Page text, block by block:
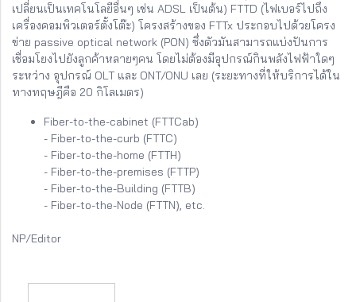
เปลี่ยนเป็นเทคโนโลยีอื่นๆ เช่น ADSL เป็นต้น) FTTD (ไฟเบอร์ไปถึง
เครื่องคอมพิวเตอร์ตั้งโต๊ะ) โครงสร้างของ FTTx ประกอบไปด้วยโครง
ข่าย passive optical network (PON) ซึ่งตัวมันสามารถแบ่งปันการ
เชื่อมโยงไปยังลูกค้าหลายๆคน โดยไม่ต้องมีอุปกรณ์กินพลังไฟฟ้าใดๆ
ระหว่าง อุปกรณ์ OLT และ ONT/ONU เลย (ระยะทางที่ให้บริการได้ใน
ทางทฤษฎีคือ 20 กิโลเมตร)
Fiber-to-the-cabinet (FTTCab)
- Fiber-to-the-curb (FTTC)
- Fiber-to-the-home (FTTH)
- Fiber-to-the-premises (FTTP)
- Fiber-to-the-Building (FTTB)
​- Fiber-to-the-Node (FTTN), etc.
NP/Editor